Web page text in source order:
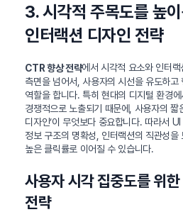
3. 시각적 주목도를 높
인터랙션 디자인 전략
CTR 향상 전략에서 시각적 요소와 인터
측면을 넘어서, 사용자의 시선을 유도하고
역할을 합니다. 특히 현대의 디지털 환경
경쟁적으로 노출되기 때문에, 사용자의 짧
디자인’이 무엇보다 중요합니다. 따라서
정보 구조의 명확성, 인터랙션의 직관성을
높은 클릭률로 이어질 수 있습니다.
사용자 시각 집중도를 위
전략